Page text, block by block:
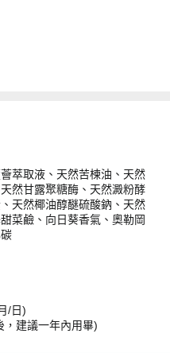
萃取液、天然苦楝油、天然
然甘露聚糖酶、天然澱粉酵
天然椰油醇醚硫酸鈉、天然
菜鹼、向日葵香氣、奧勒岡
/日)
，建議一年內用畢)